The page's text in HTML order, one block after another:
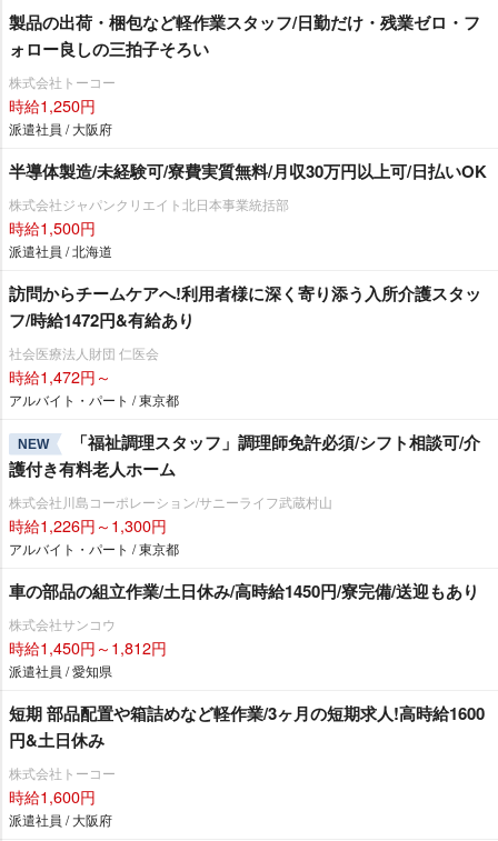
製品の出荷・梱包など軽作業スタッフ/日勤だけ・残業ゼロ・フ
ォロー良しの三拍子そろい
株式会社トーコー
時給1,250円
派遣社員 / 大阪府
半導体製造/未経験可/寮費実質無料/月収30万円以上可/日払いOK
株式会社ジャパンクリエイト北日本事業統括部
時給1,500円
派遣社員 / 北海道
訪問からチームケアへ!利用者様に深く寄り添う入所介護スタッ
フ/時給1472円&有給あり
社会医療法人財団 仁医会
時給1,472円～
アルバイト・パート / 東京都
NEW
「福祉調理スタッフ」調理師免許必須/シフト相談可/介
護付き有料老人ホーム
株式会社川島コーポレーション/サニーライフ武蔵村山
時給1,226円～1,300円
アルバイト・パート / 東京都
車の部品の組立作業/土日休み/高時給1450円/寮完備/送迎もあり
株式会社サンコウ
時給1,450円～1,812円
派遣社員 / 愛知県
短期 部品配置や箱詰めなど軽作業/3ヶ月の短期求人!高時給1600
円&土日休み
株式会社トーコー
時給1,600円
派遣社員 / 大阪府